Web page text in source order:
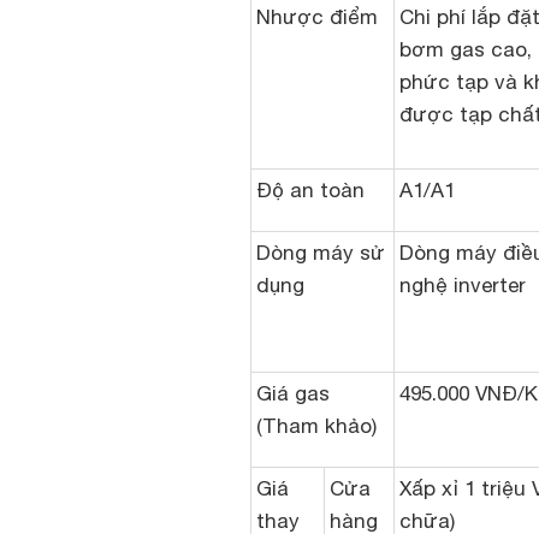
Nhược điểm
Chi phí lắp
bơm gas
phức tạp và
được tạp
Độ an toàn A1/A1
Dòng máy sử
dụng
Dòng máy
nghệ inverter
Giá gas
(Tham khảo)
495.000 VNĐ/
Giá
thay
Cửa
hàng
Xấp xỉ 1 triệu
chữa)